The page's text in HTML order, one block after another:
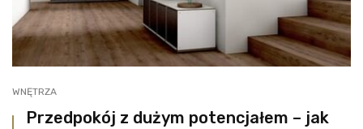
WNĘTRZA
Przedpokój z dużym potencjałem – jak